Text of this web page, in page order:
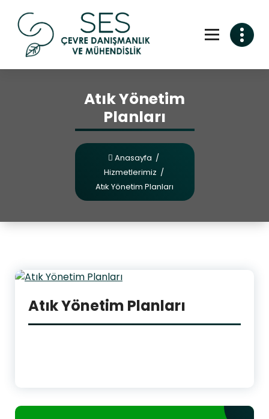
Atık Yönetim
Planları
Anasayfa /
Hizmetlerimiz /
Atık Yönetim Planları
Atık Yönetim Planları